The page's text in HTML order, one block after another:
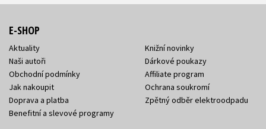
E-SHOP
Aktuality
Naši autoři
Obchodní podmínky
Jak nakoupit
Doprava a platba
Benefitní a slevové programy
Knižní novinky
Dárkové poukazy
Affiliate program
Ochrana soukromí
Zpětný odběr elektroodpadu